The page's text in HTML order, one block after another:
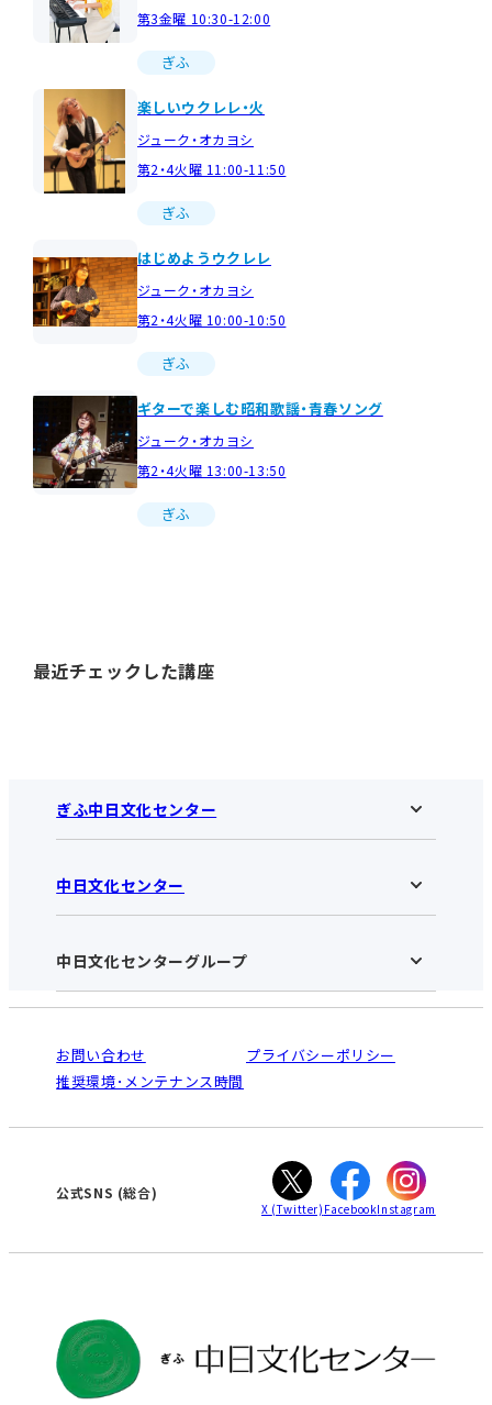
第3金曜 10:30-12:00
ぎふ
楽しいウクレレ・火
ジューク・オカヨシ
第2・4火曜 11:00-11:50
ぎふ
はじめようウクレレ
ジューク・オカヨシ
第2・4火曜 10:00-10:50
ぎふ
ギターで楽しむ昭和歌謡・青春ソング
ジューク・オカヨシ
第2・4火曜 13:00-13:50
ぎふ
最近チェックした講座
ぎふ中日文化センター
ぎふ中日文化センターHOME
お知らせ
アクセス･営業時間
お申し込みの流れ
入会と受講のご案内
中日文化センター
中日文化センターHOME
中日文化センターとは
受講規約・会員特典
ご利用ガイド
オンライン講座受講の手順
WEBサイトのよくある質問
中日文化センターグループ
南大高
犬山
高蔵寺
大垣
津
お問い合わせ
プライバシーポリシー
推奨環境･メンテナンス時間
公式SNS (総合)
X (Twitter) FacebookInstagram